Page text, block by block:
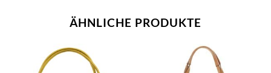
ÄHNLICHE PRODUKTE